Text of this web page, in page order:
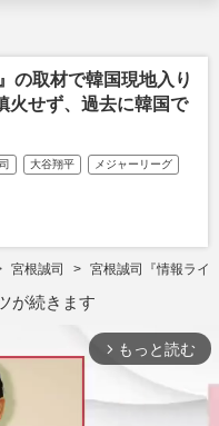
の取材で韓国現地入り
火せず、過去に韓国で
大谷翔平 メジャーリーグ
宮根誠司 宮根誠司『情報ライ
が続きます
arrow_forward_ios もっと読む